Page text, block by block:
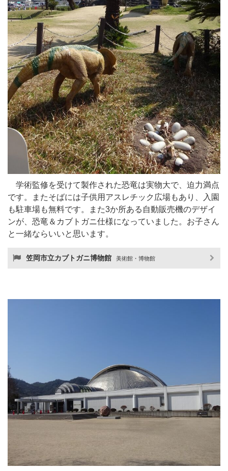
学術監修を受けて製作された恐竜は実物大で、迫力満点
です。またそばには子供用アスレチック広場もあり、入園
も駐車場も無料です。また3か所ある自動販売機のデザイ
ンが、恐竜＆カブトガニ仕様になっていました。お子さん
と一緒ならいいと思います。
笠岡市立カブトガニ博物館 美術館・博物館